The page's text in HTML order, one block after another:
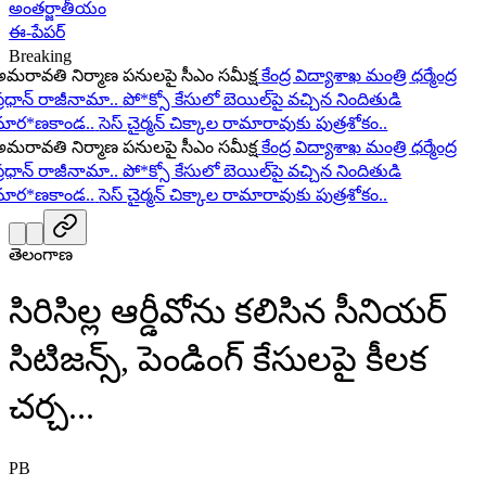
అంతర్జాతీయం
ఈ-పేపర్
Breaking
నిర్మాణ పనులపై సీఎం సమీక్ష కేంద్ర విద్యాశాఖ మంత్రి ధర్మేంద్ర
రాజీనామా.. పో*క్సో కేసులో బెయిల్‌పై వచ్చిన నిందితుడి
సెస్ చైర్మన్ చిక్కాల రామారావుకు పుత్రశోకం..
నిర్మాణ పనులపై సీఎం సమీక్ష కేంద్ర విద్యాశాఖ మంత్రి ధర్మేంద్ర
రాజీనామా.. పో*క్సో కేసులో బెయిల్‌పై వచ్చిన నిందితుడి
సెస్ చైర్మన్ చిక్కాల రామారావుకు పుత్రశోకం..
తెలంగాణ
సిరిసిల్ల ఆర్డీవోను కలిసిన సీనియర్
సిటిజన్స్, పెండింగ్ కేసులపై కీలక
చర్చ...
PB